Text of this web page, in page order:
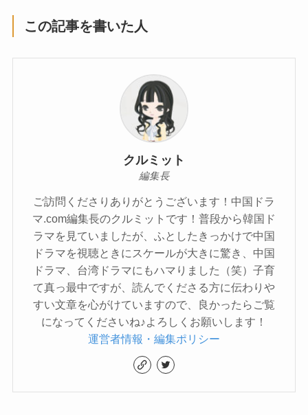
この記事を書いた人
クルミット
編集長
ご訪問くださりありがとうございます！中国ドラ
マ.com編集長のクルミットです！普段から韓国ド
ラマを見ていましたが、ふとしたきっかけで中国
ドラマを視聴ときにスケールが大きに驚き、中国
ドラマ、台湾ドラマにもハマりました（笑）子育
て真っ最中ですが、読んでくださる方に伝わりや
すい文章を心がけていますので、良かったらご覧
になってくださいね♪よろしくお願いします！
運営者情報・編集ポリシー